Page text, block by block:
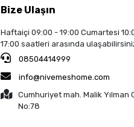
Bize Ulaşın
Haftaiçi 09:00 - 19:00 Cumartesi
17:00 saatleri arasında
08504414999
info@nivemeshome.com
Cumhuriyet mah. Malik Yılman
No:78